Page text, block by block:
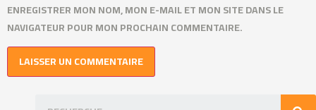
ENREGISTRER MON NOM, MON E-MAIL ET MON SITE DANS LE
NAVIGATEUR POUR MON PROCHAIN COMMENTAIRE.